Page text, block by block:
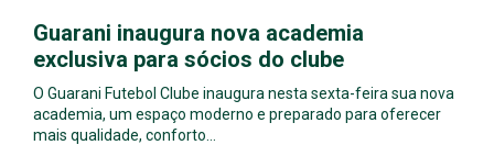
Guarani inaugura nova academia
exclusiva para sócios do clube
O Guarani Futebol Clube inaugura nesta sexta-feira sua nova
academia, um espaço moderno e preparado para oferecer
mais qualidade, conforto…